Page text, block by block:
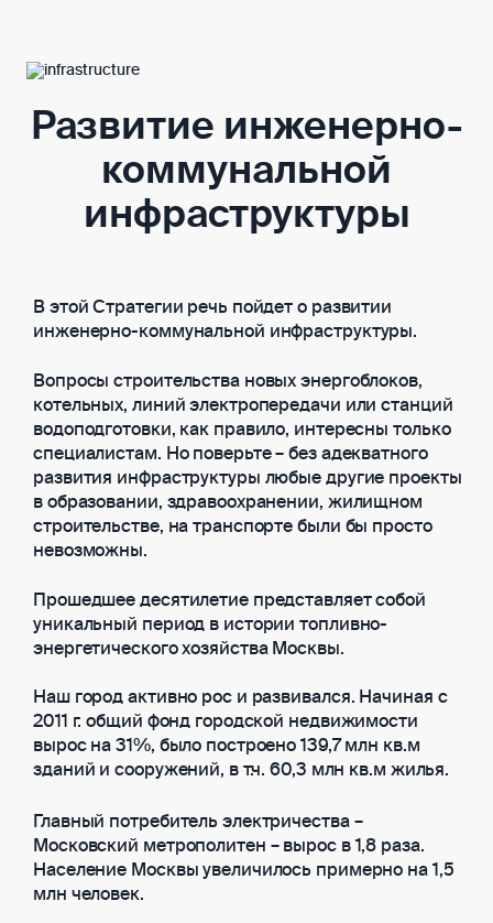
Развитие инженерно-
коммунальной
инфраструктуры
В этой Стратегии речь пойдет о развитии
инженерно-коммунальной инфраструктуры.
Вопросы строительства новых энергоблоков,
котельных, линий электропередачи или станций
водоподготовки, как правило, интересны только
специалистам. Но поверьте – без адекватного
развития инфраструктуры любые другие проекты
в образовании, здравоохранении, жилищном
строительстве, на транспорте были бы просто
невозможны.
Прошедшее десятилетие представляет собой
уникальный период в истории топливно-
энергетического хозяйства Москвы.
Наш город активно рос и развивался. Начиная с
2011 г. общий фонд городской недвижимости
вырос на 31%, было построено 139,7 млн кв.м
зданий и сооружений, в т.ч. 60,3 млн кв.м жилья.
Главный потребитель электричества –
Московский метрополитен – вырос в 1,8 раза.
Население Москвы увеличилось примерно на 1,5
млн человек.